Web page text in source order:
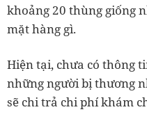
khoảng 20 thùng giống
mặthàng gì.
Hiện tại, chưa có thông
những người bị thương
sẽ chi trả chi phí khám